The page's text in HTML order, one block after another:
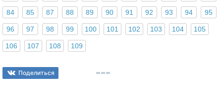
84 85 87 88 89 90 91 92 93 94 95
96 97 98 99 100 101 102 103 104 105
106 107 108 109
Поделиться